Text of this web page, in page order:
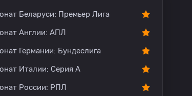
Беларуси: Премьер Лига
Англии: АПЛ
Германии: Бундеслига
Италии: Серия А
России: РПЛ